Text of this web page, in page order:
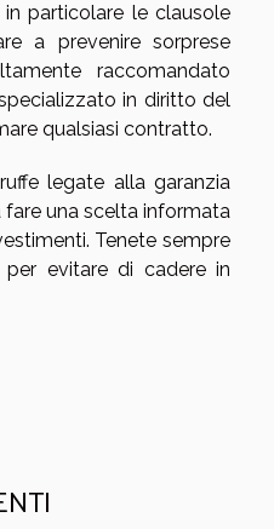
particolare le clausole
a prevenire sorprese
raccomandato
in diritto del
qualsiasi contratto.
legate alla garanzia
una scelta informata
Tenete sempre
evitare di cadere in